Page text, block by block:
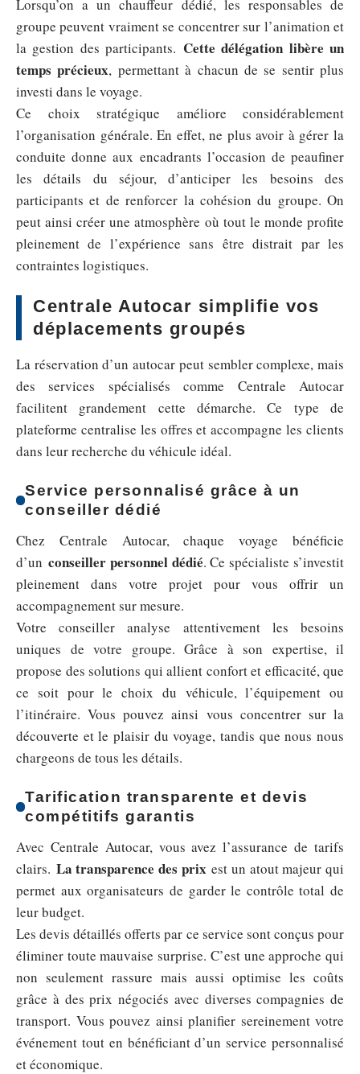
Lorsqu’on a un chauffeur dédié, les responsables de
groupe peuvent vraiment se concentrer sur l’animation et
la gestion des participants. Cette délégation libère un
temps précieux, permettant à chacun de se sentir plus
investi dans le voyage.
Ce choix stratégique améliore considérablement
l’organisation générale. En effet, ne plus avoir à gérer la
conduite donne aux encadrants l’occasion de peaufiner
les détails du séjour, d’anticiper les besoins des
participants et de renforcer la cohésion du groupe. On
peut ainsi créer une atmosphère où tout le monde profite
pleinement de l’expérience sans être distrait par les
contraintes logistiques.
Centrale Autocar simplifie vos
déplacements groupés
La réservation d’un autocar peut sembler complexe, mais
des services spécialisés comme Centrale Autocar
facilitent grandement cette démarche. Ce type de
plateforme centralise les offres et accompagne les clients
dans leur recherche du véhicule idéal.
Service personnalisé grâce à un
conseiller dédié
Chez Centrale Autocar, chaque voyage bénéficie
d’un conseiller personnel dédié. Ce spécialiste s’investit
pleinement dans votre projet pour vous offrir un
accompagnement sur mesure.
Votre conseiller analyse attentivement les besoins
uniques de votre groupe. Grâce à son expertise, il
propose des solutions qui allient confort et efficacité, que
ce soit pour le choix du véhicule, l’équipement ou
l’itinéraire. Vous pouvez ainsi vous concentrer sur la
découverte et le plaisir du voyage, tandis que nous nous
chargeons de tous les détails.
Tarification transparente et devis
compétitifs garantis
Avec Centrale Autocar, vous avez l’assurance de tarifs
clairs. La transparence des prix est un atout majeur qui
permet aux organisateurs de garder le contrôle total de
leur budget.
Les devis détaillés offerts par ce service sont conçus pour
éliminer toute mauvaise surprise. C’est une approche qui
non seulement rassure mais aussi optimise les coûts
grâce à des prix négociés avec diverses compagnies de
transport. Vous pouvez ainsi planifier sereinement votre
événement tout en bénéficiant d’un service personnalisé
et économique.